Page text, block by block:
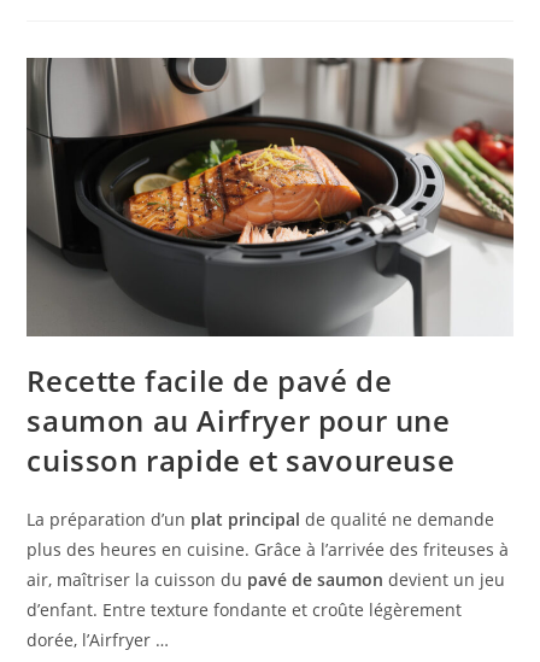
Recette facile de pavé de
saumon au Airfryer pour une
cuisson rapide et savoureuse
La préparation d’un plat principal de qualité ne demande
plus des heures en cuisine. Grâce à l’arrivée des friteuses à
air, maîtriser la cuisson du pavé de saumon devient un jeu
d’enfant. Entre texture fondante et croûte légèrement
dorée, l’Airfryer …